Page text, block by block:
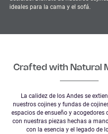
ideales para la cama y el sofá.
Crafted with Natural
La calidez de los Andes se
nuestros cojines y fundas de
espacios de ensueño y acogedores
con nuestras piezas hechas a
con la esencia y el legado de